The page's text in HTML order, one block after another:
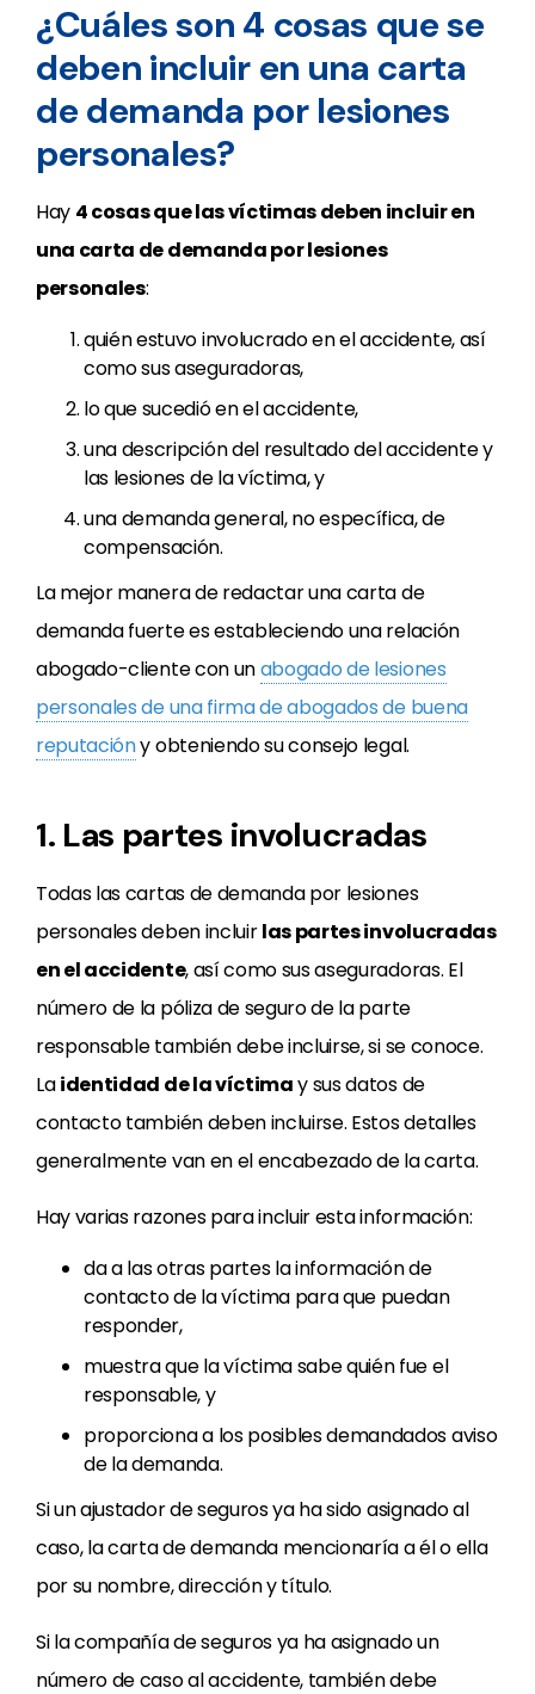
¿Cuáles son 4 cosas que se
deben incluir en una carta
de demanda por lesiones
personales?
Hay 4 cosas que las víctimas deben incluir en
una carta de demanda por lesiones
personales:
quién estuvo involucrado en el accidente, así
como sus aseguradoras,
lo que sucedió en el accidente,
una descripción del resultado del accidente y
las lesiones de la víctima, y
una demanda general, no específica, de
compensación.
La mejor manera de redactar una carta de
demanda fuerte es estableciendo una relación
abogado-cliente con unabogado de lesiones
personales de una firma de abogados de buena
reputacióny obteniendo su consejo legal.
1. Las partes involucradas
Todas las cartas de demanda por lesiones
personales deben incluirlas partes involucradas
en el accidente, así como sus aseguradoras. El
número de la póliza de seguro de la parte
responsable también debe incluirse, si se conoce.
Laidentidad de la víctimay sus datos de
contacto también deben incluirse. Estos detalles
generalmente van en el encabezado de la carta.
Hay varias razones para incluir esta información:
da a las otras partes la información de
contacto de la víctima para que puedan
responder,
muestra que la víctima sabe quién fue el
responsable, y
proporciona a los posibles demandados aviso
de la demanda.
Si un ajustador de seguros ya ha sido asignado al
caso, la carta de demanda mencionaría a él o ella
por su nombre, dirección y título.
Si la compañía de seguros ya ha asignado un
número de caso al accidente, también debe